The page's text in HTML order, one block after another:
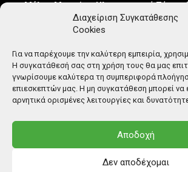
Διαχείριση Συγκατάθεσης
Cookies
Για να παρέχουμε την καλύτερη εμπειρία,
Η συγκατάθεσή σας στη χρήση τους θα μας
γνωρίσουμε καλύτερα τη συμπεριφορά
επιεσκεπτών μας. Η μη συγκατάθεση μπορεί να
αρνητικά ορισμένες λειτουργίες και
Αποδοχή
Δεν αποδέχομαι
Μέλος Μητρώου Ηλεκτρονικού Τύπου